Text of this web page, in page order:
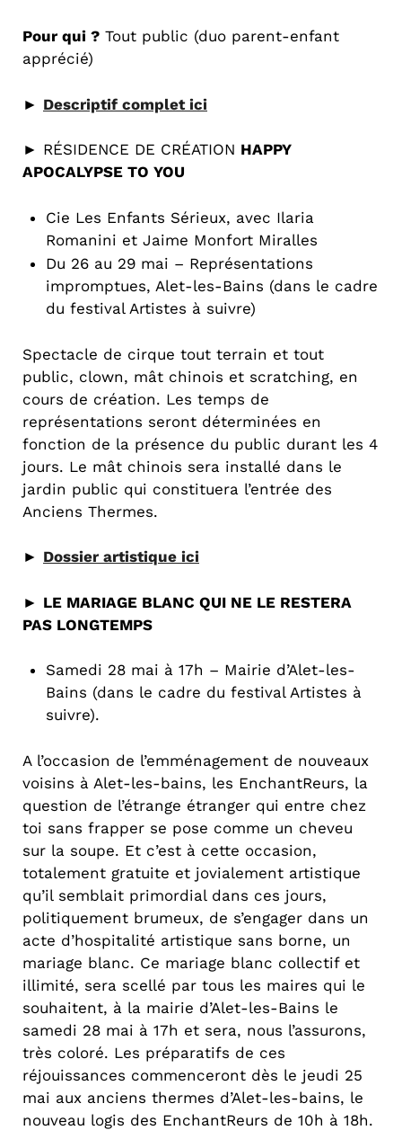
Pour qui ? Tout public (duo parent-enfant
apprécié)
► Descriptif complet ici
► RÉSIDENCE DE CRÉATION HAPPY
APOCALYPSE TO YOU
Cie Les Enfants Sérieux, avec Ilaria
Romanini et Jaime Monfort Miralles
Du 26 au 29 mai – Représentations
impromptues, Alet-les-Bains (dans le cadre
du festival Artistes à suivre)
Spectacle de cirque tout terrain et tout
public, clown, mât chinois et scratching, en
cours de création. Les temps de
représentations seront déterminées en
fonction de la présence du public durant les 4
jours. Le mât chinois sera installé dans le
jardin public qui constituera l’entrée des
Anciens Thermes.
► Dossier artistique ici
► LE MARIAGE BLANC QUI NE LE RESTERA
PAS LONGTEMPS
Samedi 28 mai à 17h – Mairie d’Alet-les-
Bains (dans le cadre du festival Artistes à
suivre).
A l’occasion de l’emménagement de nouveaux
voisins à Alet-les-bains, les EnchantReurs, la
question de l’étrange étranger qui entre chez
toi sans frapper se pose comme un cheveu
sur la soupe. Et c’est à cette occasion,
totalement gratuite et jovialement artistique
qu’il semblait primordial dans ces jours,
politiquement brumeux, de s’engager dans un
acte d’hospitalité artistique sans borne, un
mariage blanc. Ce mariage blanc collectif et
illimité, sera scellé par tous les maires qui le
souhaitent, à la mairie d’Alet-les-Bains le
samedi 28 mai à 17h et sera, nous l’assurons,
très coloré. Les préparatifs de ces
réjouissances commenceront dès le jeudi 25
mai aux anciens thermes d’Alet-les-bains, le
nouveau logis des EnchantReurs de 10h à 18h.